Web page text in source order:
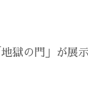
獄の門」が展